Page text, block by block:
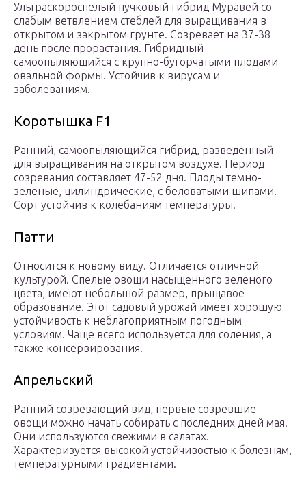
Ультраскороспелый пучковый гибрид Муравей со
слабым ветвлением стеблей для выращивания в
открытом и закрытом грунте. Созревает на 37-38
день после прорастания. Гибридный
самоопыляющийся с крупно-бугорчатыми плодами
овальной формы. Устойчив к вирусам и
заболеваниям.
Коротышка F1
Ранний, самоопыляющийся гибрид, разведенный
для выращивания на открытом воздухе. Период
созревания составляет 47-52 дня. Плоды темно-
зеленые, цилиндрические, с беловатыми шипами.
Сорт устойчив к колебаниям температуры.
Патти
Относится к новому виду. Отличается отличной
культурой. Спелые овощи насыщенного зеленого
цвета, имеют небольшой размер, прыщавое
образование. Этот садовый урожай имеет хорошую
устойчивость к неблагоприятным погодным
условиям. Чаще всего используется для соления, а
также консервирования.
Апрельский
Ранний созревающий вид, первые созревшие
овощи можно начать собирать с последних дней мая.
Они используются свежими в салатах.
Характеризуется высокой устойчивостью к болезням,
температурными градиентами.